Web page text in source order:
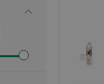
minimální cena
maximální cena